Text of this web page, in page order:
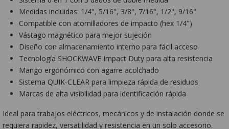
Medidas incluidas: 1/4", 5/16", 3/8", 7/16", 1/2", 9/16"
Compatible con atornilladores de impacto (hex 1/4")
Vástago magnético para mejor sujeción
Diseño con almacenamiento interno para fácil acceso
Tecnología SHOCKWAVE Impact Duty para alta resistencia
Mango ergonómico con agarre acolchado
Sistema QUIK-CLEAR para limpieza rápida de residuos
Marcas de alta visibilidad para identificación rápida
Ideal para trabajos eléctricos, mecánicos y de instalación donde se
requiera rapidez, versatilidad y resistencia en un solo accesorio.